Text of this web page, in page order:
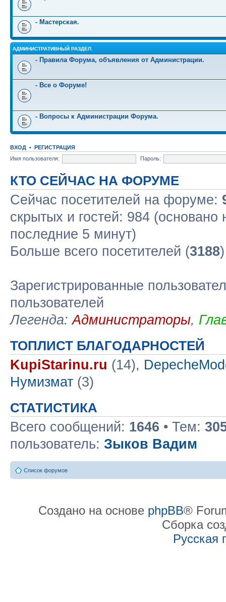
- Мастерская.
АДМИНИСТРАТИВНЫЙ РАЗДЕЛ.
- Правила Форума, объявления от Администрации.
- Все о Форуме!
- Вопросы к Администрации Форума.
ВХОД • РЕГИСТРАЦИЯ
Имя пользователя:
Пароль:
КТО СЕЙЧАС НА ФОРУМЕ
Сейчас посетителей на форуме:
скрытых и гостей: 984 (основано
последние 5 минут)
Больше всего посетителей (3188
Зарегистрированные
пользователей
Легенда:Администраторы,
ТОПЛИСТ БЛАГОДАРНОСТЕЙ
KupiStarinu.ru (14),
Нумизмат (3)
СТАТИСТИКА
Всего сообщений: 1646 • Тем:
пользователь: Зыков Вадим
Список форумов
Создано на основе phpBB®
Сборка
Русская